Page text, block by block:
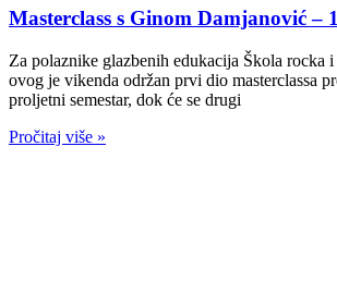
Masterclass s Ginom Damjanović –
Za polaznike glazbenih edukacija Škola rocka
ovog je vikenda održan prvi dio masterclassa
proljetni semestar, dok će se drugi
Pročitaj više »